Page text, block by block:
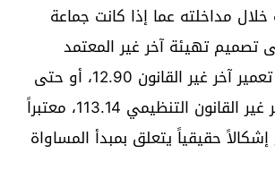
مداخلته عما إذا كانت جماعة
تصميم تهيئة آخر غير المعتمد
قانونياً، أو قانون تعمير آخر غير القانون 12.90، أو حتى
ميثاق جماعي آخر غير القانون التنظيمي 113.14، معتبراً
حقيقياً يتعلق بمبدأ المساواة